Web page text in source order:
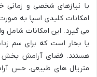
با نیازهای شخصی و زمانی
امکانات کلیدی اسپا به صورت
می گیرد. این امکانات شامل
یا بخار است که برای سم
هستند. فضای آرامش بخش
متریال های طبیعی، حس